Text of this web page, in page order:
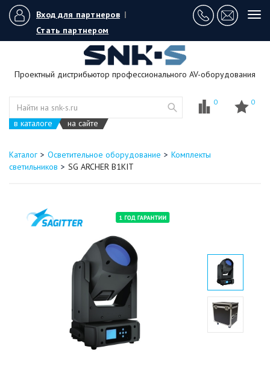
Вход для партнеров |
Стать партнером
Проектный дистрибьютор профессионального AV-оборудования
в каталоге на сайте
0 0
Каталог Осветительное оборудование
Комплекты
светильников
SG ARCHER B1KIT